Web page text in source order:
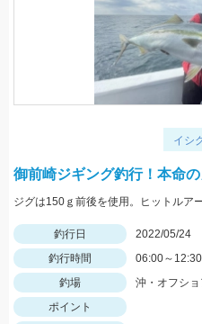
イシ
御前崎ジギング釣行！本命
ジグは150ｇ前後を使用。ヒットルア
釣行日
2022/05/24
釣行時間
06:00～12:30
釣場
沖・オフショ
ポイント